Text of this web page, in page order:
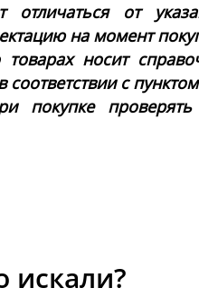
отличаться от
на момент
носит
с
покупке
искали?